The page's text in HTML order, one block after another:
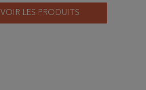
VOIR LES PRODUITS